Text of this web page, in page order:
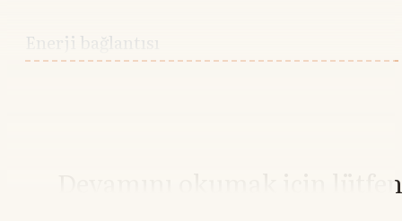
Enerji bağlantısı
Devamını okumak için lütfen